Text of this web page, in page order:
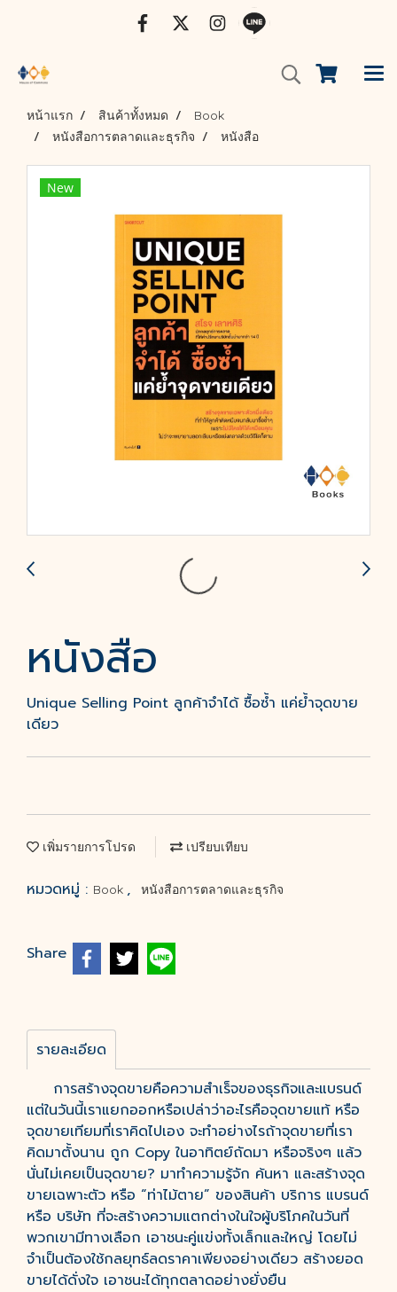
หน้าแรก สินค้าทั้งหมด
Book
หนังสือการตลาดและธุรกิจ
หนังสือ
New
หนังสือ
Unique Selling Point ลูกค้าจำได้ ซื้อซํ้า แค่ยํ้าจุดขาย
เดียว
เพิ่มรายการโปรด เปรียบเทียบ
หมวดหมู่ : Book , หนังสือการตลาดและธุรกิจ
Share
รายละเอียด
การสร้างจุดขายคือความสำเร็จของธุรกิจและแบรนด์
แต่ในวันนี้เราแยกออกหรือเปล่าว่าอะไรคือจุดขายแท้ หรือ
จุดขายเทียมที่เราคิดไปเอง จะทำอย่างไรถ้าจุดขายที่เรา
คิดมาตั้งนาน ถูก Copy ในอาทิตย์ถัดมา หรือจริงๆ แล้ว
นั่นไม่เคยเป็นจุดขาย? มาทำความรู้จัก ค้นหา และสร้างจุด
ขายเฉพาะตัว หรือ “ท่าไม้ตาย” ของสินค้า บริการ แบรนด์
หรือ บริษัท ที่จะสร้างความแตกต่างในใจผู้บริโภคในวันที่
พวกเขามีทางเลือก เอาชนะคู่แข่งทั้งเล็กและใหญ่ โดยไม่
จำเป็นต้องใช้กลยุทธ์ลดราคาเพียงอย่างเดียว สร้างยอด
ขายได้ดั่งใจ เอาชนะได้ทุกตลาดอย่างยั่งยืน